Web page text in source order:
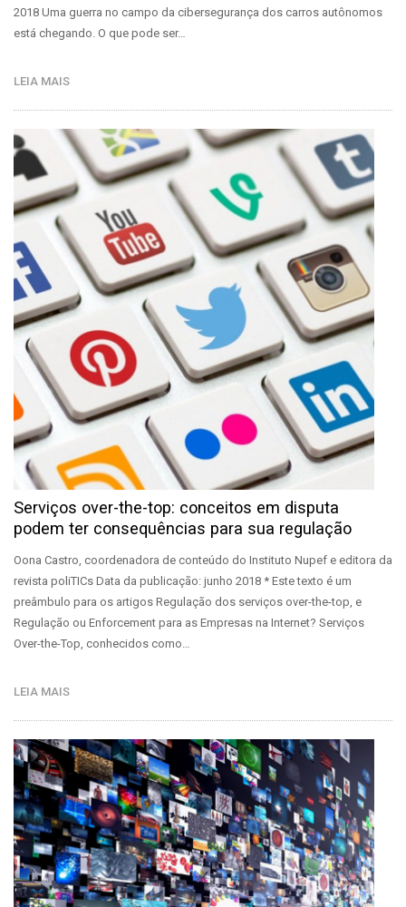
2018 Uma guerra no campo da cibersegurança dos carros autônomos
está chegando. O que pode ser…
LEIA MAIS
Serviços over-the-top: conceitos em disputa
podem ter consequências para sua regulação
Oona Castro, coordenadora de conteúdo do Instituto Nupef e editora da
revista poliTICs Data da publicação: junho 2018 * Este texto é um
preâmbulo para os artigos Regulação dos serviços over-the-top, e
Regulação ou Enforcement para as Empresas na Internet? Serviços
Over-the-Top, conhecidos como…
LEIA MAIS